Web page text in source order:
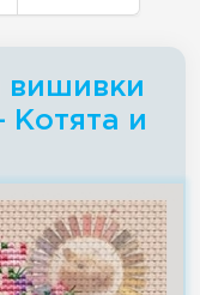
вишивки
Котята и